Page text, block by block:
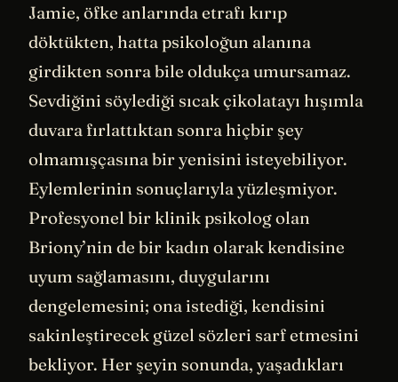
Jamie, öfke anlarında etrafı kırıp
döktükten, hatta psikoloğun alanına
girdikten sonra bile oldukça umursamaz.
Sevdiğini söylediği sıcak çikolatayı hışımla
duvara fırlattıktan sonra hiçbir şey
olmamışçasına bir yenisini isteyebiliyor.
Eylemlerinin sonuçlarıyla yüzleşmiyor.
Profesyonel bir klinik psikolog olan
Briony’nin de bir kadın olarak kendisine
uyum sağlamasını, duygularını
dengelemesini; ona istediği, kendisini
sakinleştirecek güzel sözleri sarf etmesini
bekliyor. Her şeyin sonunda, yaşadıkları